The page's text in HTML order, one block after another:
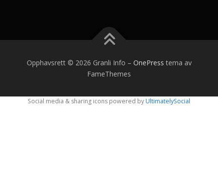
Opphavsrett © 2026 Granli Info – OnePress tema av
FameThemes
Social media & sharing icons powered byUltimatelySocial